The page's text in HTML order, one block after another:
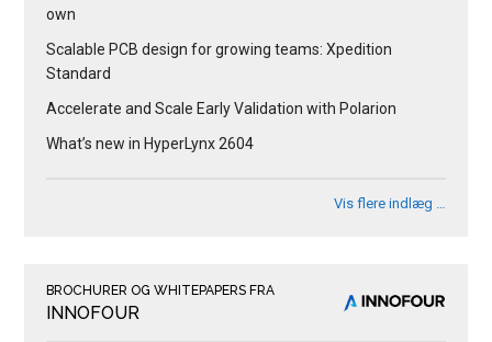
own
Scalable PCB design for growing teams: Xpedition
Standard
Accelerate and Scale Early Validation with Polarion
What’s new in HyperLynx 2604
Vis flere indlæg …
BROCHURER OG WHITEPAPERS FRA
INNOFOUR